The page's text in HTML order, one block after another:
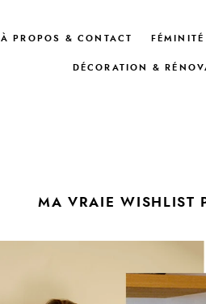
À PROPOS & CONTACT FÉMINITÉ
DÉCORATION &
MA VRAIE WISHLIST